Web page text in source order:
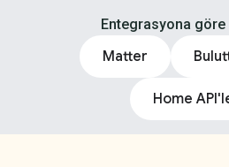
Entegrasyona
Matter
Home